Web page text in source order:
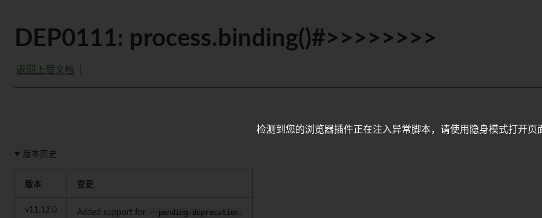
DEP0111: process.binding()#>>>>>>>>
返回上层文档
版本历史
版本 变更
v11.12.0 Added support for --pending-deprecation .
检测到您的浏览器插件正在注入异常脚本，请使用隐身模式打开页